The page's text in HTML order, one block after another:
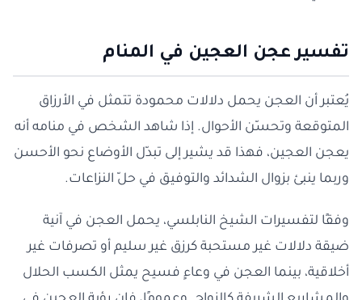
تفسير عجن العجين في المنام
يُعتبر أن العجن يحمل دلالات محمودة تتمثل في الأرزاق
المتوقعة وتحسّن الأحوال. إذا شاهد الشخص في منامه أنه
يعجن العجين، فهذا قد يشير إلى تبدّل الأوضاع نحو الأحسن
وربما ينبئ بزوال الشدائد والتوفيق في حلّ النزاعات.
وفقًا لتفسيرات الشيخ النابلسي، يحمل العجن في آنية
ضيقة دلالات غير مستحبة كرزق غير سليم أو تصرفات غير
أخلاقية، بينما العجن في وعاءٍ فسيح يمثل الكسب الحلال